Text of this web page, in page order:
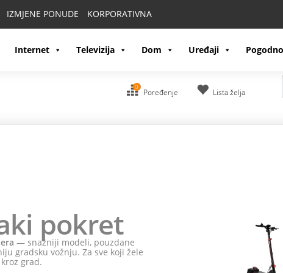
IZMJENE PONUDE KORPORATIVNA
Internet Televizija Dom Uređaji
0
Poređenje Lista želja
pokret
— snažniji modeli, pouzdane
gradsku vožnju. Za sve koji žele
grad.